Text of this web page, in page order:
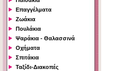
Επαγγέλματα
Ζωάκια
Πουλάκια
Ψαράκια - Θαλασσινά
Οχήματα
Σπιτάκια
Ταξίδι-Διακοπές